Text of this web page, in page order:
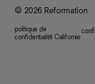
© 2026 Reformation
politique de
confidentialité Californie